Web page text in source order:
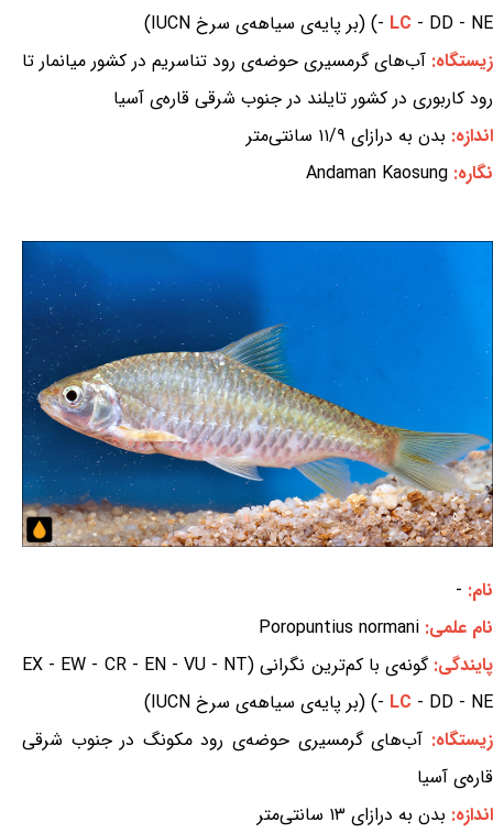
- LC - DD - NE) (بر پایه‌ی سیاهه‌ی سرخ IUCN)
زیستگاه: آب‌های گرمسیری حوضه‌ی رود تناسریم در کشور میانمار تا
رود کاربوری در کشور تایلند در جنوب شرقی قاره‌ی آسیا
اندازه: بدن به درازای ۱۱/۹ سانتی‌متر
نگاره: Andaman Kaosung
نام: -
نام علمی: Poropuntius normani
پایندگی:
گونه‌ی با کم‌ترین نگرانی (EX - EW - CR - EN - VU - NT
- LC - DD - NE) (بر پایه‌ی سیاهه‌ی سرخ IUCN)
زیستگاه: آب‌های گرمسیری حوضه‌ی رود مکونگ در جنوب شرقی
قاره‌ی آسیا
اندازه: بدن به درازای ۱۳ سانتی‌متر